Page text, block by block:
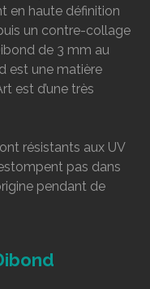
en haute définition
un contre-collage
de 3 mm au
est une matière
est d’une très
résistants aux UV
pas dans
pendant de